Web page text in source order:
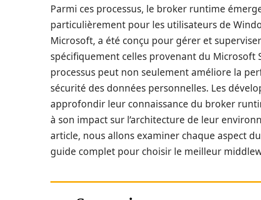
Parmi ces processus, le broker runtime
particulièrement pour les utilisateurs de
Microsoft, a été conçu pour gérer et
spécifiquement celles provenant du Microsoft
processus peut non seulement améliore la
sécurité des données personnelles. Les
approfondir leur connaissance du broker
à son impact sur l’architecture de leur
article, nous allons examiner chaque aspect
guide complet pour choisir le meilleur